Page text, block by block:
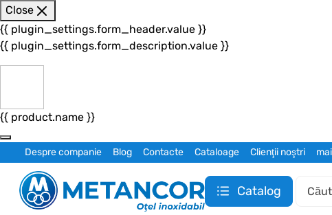
Close
{{ plugin_settings.form_header.value }}
{{ plugin_settings.form_description.value }}
{{ product.name }}
Despre companie Blog Contacte Cataloage Clienţii noştri
Catalog